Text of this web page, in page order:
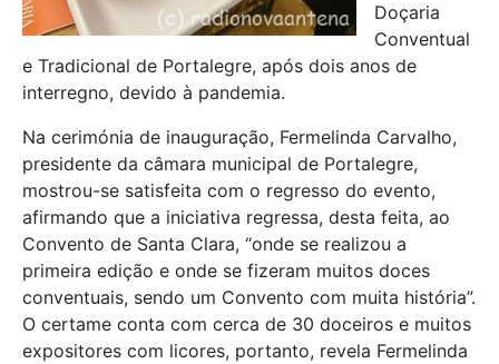
Doçaria
Conventual
e Tradicional de Portalegre, após dois anos de
interregno, devido à pandemia.
Na cerimónia de inauguração, Fermelinda Carvalho,
presidente da câmara municipal de Portalegre,
mostrou-se satisfeita com o regresso do evento,
afirmando que a iniciativa regressa, desta feita, ao
Convento de Santa Clara, “onde se realizou a
primeira edição e onde se fizeram muitos doces
conventuais, sendo um Convento com muita história”.
O certame conta com cerca de 30 doceiros e muitos
expositores com licores, portanto, revela Fermelinda